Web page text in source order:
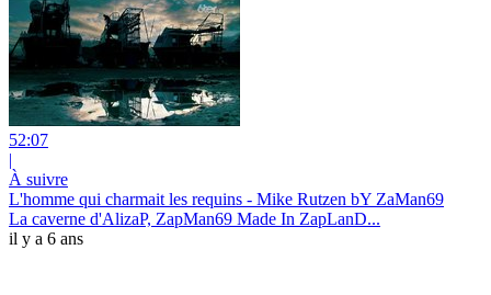
52:07
|
À suivre
L'homme qui charmait les requins - Mike Rutzen bY ZaMan69
La caverne d'AlizaP, ZapMan69 Made In ZapLanD...
il y a 6 ans